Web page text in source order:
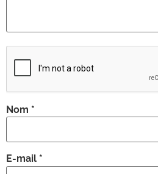
Nom *
E-mail *